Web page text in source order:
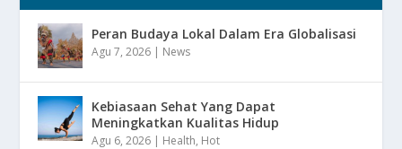
Peran Budaya Lokal Dalam Era Globalisasi
Agu 7, 2026 | News
Kebiasaan Sehat Yang Dapat
Meningkatkan Kualitas Hidup
Agu 6, 2026 | Health, Hot